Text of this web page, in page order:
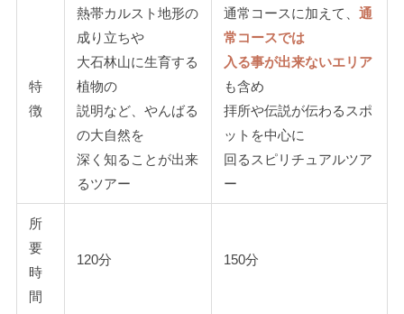
特
徴
熱帯カルスト地形の
成り立ちや
大石林山に生育する
植物の
説明など、やんばる
の大自然を
深く知ることが出来
るツアー
通常コースに加えて、 通
常コースでは
入る事が出来ないエリア
も含め
拝所や伝説が伝わるスポ
ットを中心に
回るスピリチュアルツア
ー
所
要
時
間
120分 150分